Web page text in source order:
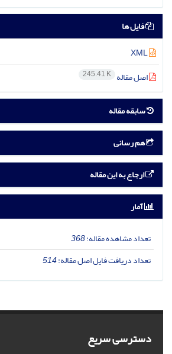
فایل ها
اصل مقاله 245.41 K
سابقه مقاله
هم رسانی
ارجاع به این مقاله
آمار
تعداد مشاهده مقاله:368
تعداد دریافت فایل اصل مقاله:514
دسترسی سریع